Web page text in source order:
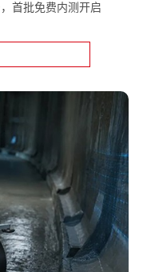
首批免费内测开启